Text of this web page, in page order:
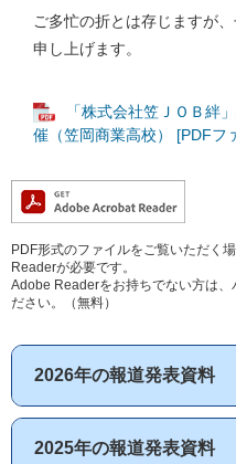
ご多忙の折とは存じますが
申し上げます。
「株式会社笠ＪＯＢ絆
催（笠岡商業高校） [PDFフ
PDF形式のファイルをご覧いただく
Readerが必要です。
Adobe Readerをお持ちでない方は、
ださい。（無料）
2026年の報道発表資料
2025年の報道発表資料